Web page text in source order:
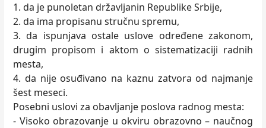
1. da je punoletan državljanin Republike Srbije,
2. da ima propisanu stručnu spremu,
3. da ispunjava ostale uslove određene zakonom,
drugim propisom i aktom o sistematizaciji radnih
mesta,
4. da nije osuđivano na kaznu zatvora od najmanje
šest meseci.
Posebni uslovi za obavljanje poslova radnog mesta:
- Visoko obrazovanje u okviru obrazovno – naučnog